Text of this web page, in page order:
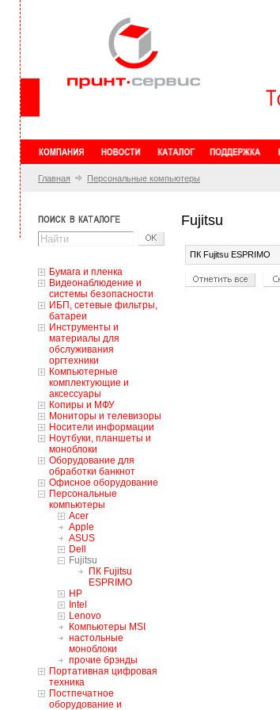
Главная Персональные компьютеры
Бумага и пленка
Видеонаблюдение и
системы безопасности
ИБП, сетевые фильтры,
батареи
Инструменты и
материалы для
обслуживания
оргтехники
Компьютерные
комплектующие и
аксессуары
Копиры и МФУ
Мониторы и телевизоры
Носители информации
Ноутбуки, планшеты и
моноблоки
Оборудование для
обработки банкнот
Офисное оборудование
Персональные
компьютеры
Acer
Apple
ASUS
Dell
Fujitsu
ПК Fujitsu
ESPRIMO
HP
Intel
Lenovo
Компьютеры MSI
настольные
моноблоки
прочие брэнды
Портативная цифровая
техника
Постпечатное
оборудование и
Fujitsu
ПК Fujitsu ESPRIMO